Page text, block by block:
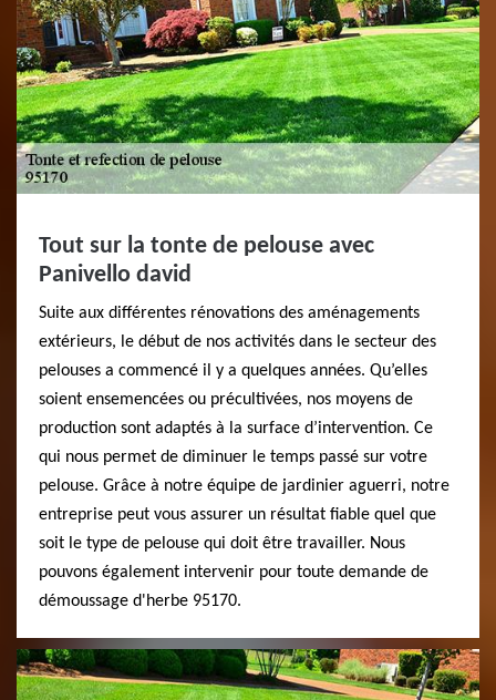
Tout sur la tonte de pelouse avec
Panivello david
Suite aux différentes rénovations des aménagements
extérieurs, le début de nos activités dans le secteur des
pelouses a commencé il y a quelques années. Qu’elles
soient ensemencées ou précultivées, nos moyens de
production sont adaptés à la surface d’intervention. Ce
qui nous permet de diminuer le temps passé sur votre
pelouse. Grâce à notre équipe de jardinier aguerri, notre
entreprise peut vous assurer un résultat fiable quel que
soit le type de pelouse qui doit être travailler. Nous
pouvons également intervenir pour toute demande de
démoussage d'herbe 95170.